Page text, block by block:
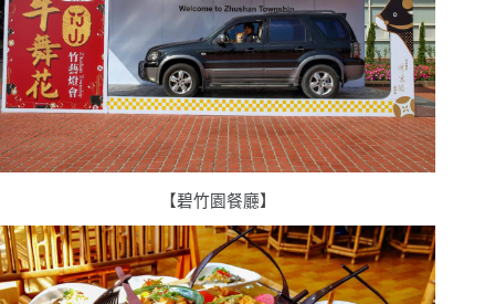
【碧竹園餐廳】